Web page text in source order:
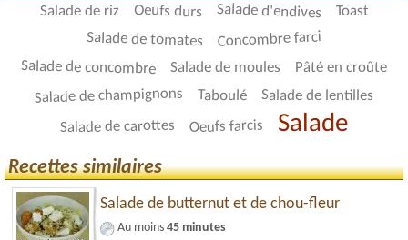
Salade de riz Oeufs durs Salade d'endives Toast
Salade de tomates Concombre farci
Salade de concombre Salade de moules Pâté en croûte
Salade de champignons Taboulé Salade de lentilles
Salade de carottes Oeufs farcis Salade
Recettes similaires
Salade de butternut et de chou-fleur
Au moins 45 minutes